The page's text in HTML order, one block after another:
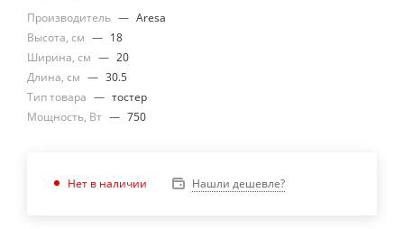
Производитель — Aresa
Высота, см — 18
Ширина, см — 20
Длина, см — 30.5
Тип товара — тостер
Мощность, Вт — 750
Нет в наличии Нашли дешевле?